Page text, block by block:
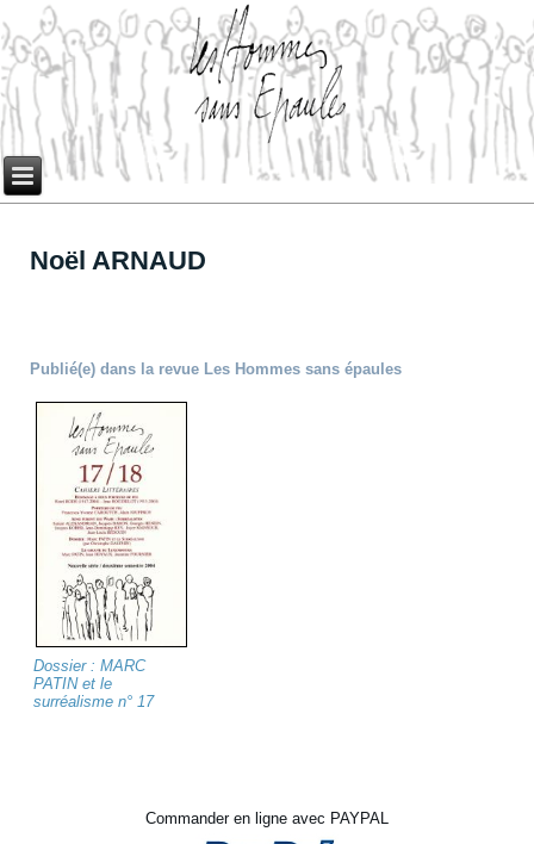
Noël ARNAUD
Publié(e) dans la revue Les Hommes sans épaules
Dossier : MARC
PATIN et le
surréalisme n° 17
Commander en ligne avec PAYPAL